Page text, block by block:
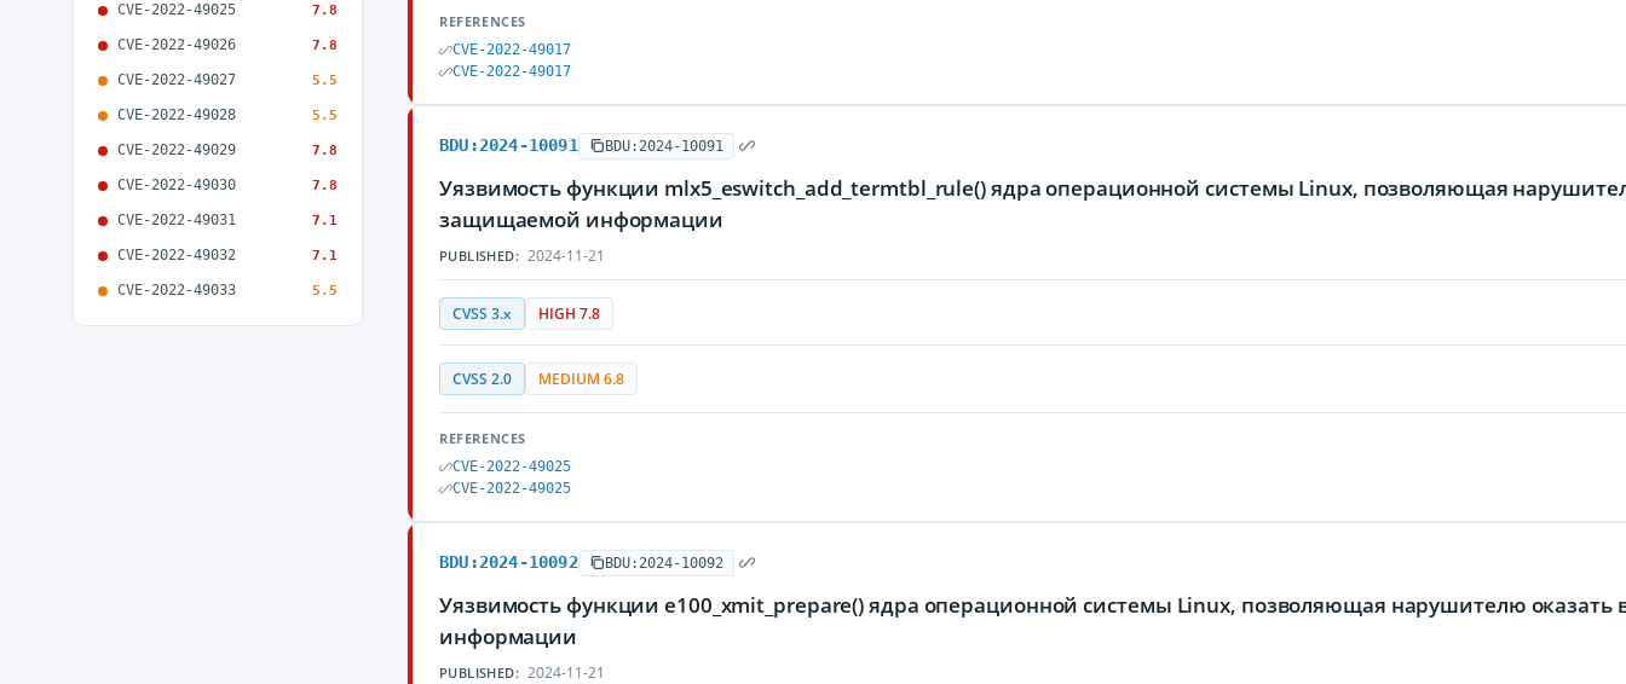
CVE-2022-49025 7.8
CVE-2022-49026 7.8
CVE-2022-49027 5.5
CVE-2022-49028 5.5
CVE-2022-49029 7.8
CVE-2022-49030 7.8
CVE-2022-49031 7.1
CVE-2022-49032 7.1
CVE-2022-49033 5.5
REFERENCES
CVE-2022-49017
CVE-2022-49017
BDU:2024-10091 BDU:2024-10091
Уязвимость функции mlx5_eswitch_add_termtbl_rule() ядра операционной системы Linux, позволяющая
защищаемой информации
PUBLISHED: 2024-11-21
CVSS 3.x HIGH 7.8
CVSS 2.0 MEDIUM 6.8
REFERENCES
CVE-2022-49025
CVE-2022-49025
BDU:2024-10092 BDU:2024-10092
Уязвимость функции e100_xmit_prepare() ядра операционной системы Linux, позволяющая нарушителю
информации
PUBLISHED: 2024-11-21